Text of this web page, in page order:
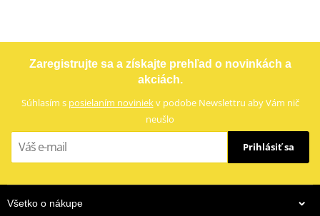
Zaregistrujte sa a získajte prehľad o novinkách a
akciách.
Súhlasím s posielaním noviniekv podobe Newslettru aby Vám nič
neušlo
Prihlásiť sa
Všetko o nákupe